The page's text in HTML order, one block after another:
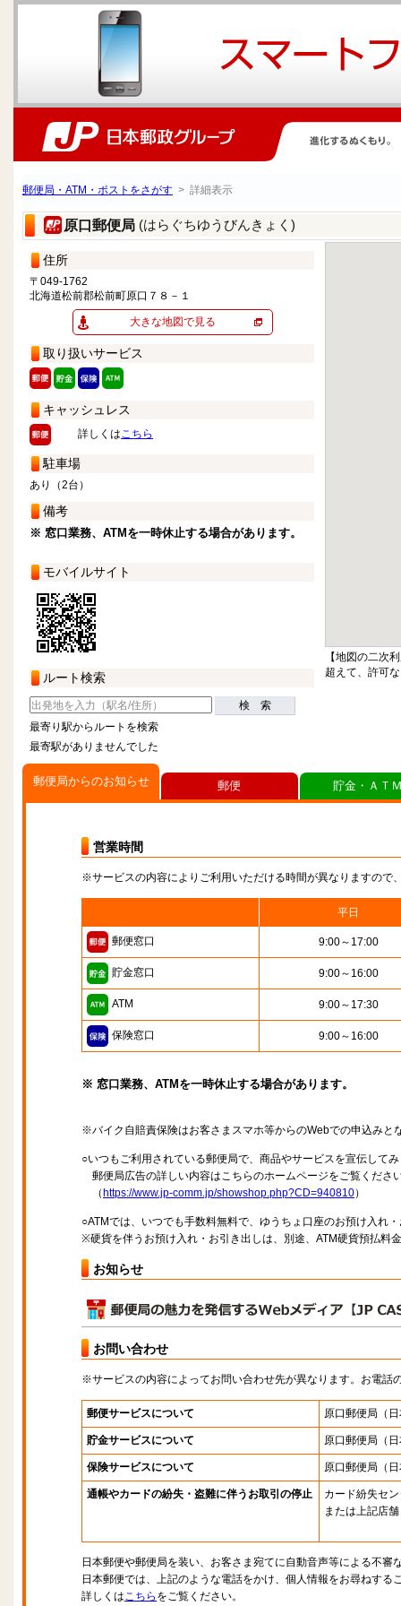
郵便局・ATM・ポストをさがす > 詳細表示
原口郵便局 (はらぐちゆうびんきょく)
住所
〒049-1762
北海道松前郡松前町原口７８－１
大きな地図で見る
取り扱いサービス
キャッシュレス
詳しくはこちら
駐車場
あり（2台）
備考
※ 窓口業務、ATMを一時休止する場合があります。
モバイルサイト
ルート検索
検 索
最寄り駅からルートを検索
最寄駅がありませんでした
【地図の二次
超えて、許可
郵便局からのお知らせ
営業時間
※サービスの内容によりご利用いただける時間が異なりますので
平日
郵便窓口 9:00～17:00
貯金窓口 9:00～16:00
ATM 9:00～17:30
保険窓口 9:00～16:00
※ 窓口業務、ATMを一時休止する場合があります。
※バイク自賠責保険はお客さまスマホ等からのWebでの申込みと
○いつもご利用されている郵便局で、商品やサービスを宣伝して
郵便局広告の詳しい内容はこちらのホームページをご覧くださ
（ https://www.jp-comm.jp/showshop.php?CD=940810）
○ATMでは、いつでも手数料無料で、ゆうちょ口座のお預け入れ
※硬貨を伴うお預け入れ・お引き出しは、別途、ATM硬貨預払料
お知らせ
お問い合わせ
※サービスの内容によってお問い合わせ先が異なります。お電話
郵便サービスについて 原口郵便局 （
貯金サービスについて 原口郵便局 （
保険サービスについて 原口郵便局 （
通帳やカードの紛失・盗難に伴うお取引の停止
カード紛失セ
または上記店舗
日本郵便や郵便局を装い、お客さま宛てに自動音声等による不審
日本郵便では、上記のような電話をかけ、個人情報をお尋ねする
詳しくはこちら をご覧ください。
郵便 貯金・ＡＴ